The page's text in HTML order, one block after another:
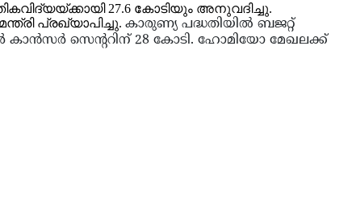
27.6 കോടിയും അനുവദിച്ചു.
പ്രഖ്യാപിച്ചു. കാരുണ്യ പദ്ധതിയില്‍ ബജറ്റ്
കാന്‍സര്‍ സെന്ററിന് 28 കോടി. ഹോമിയോ മേഖലക്ക്